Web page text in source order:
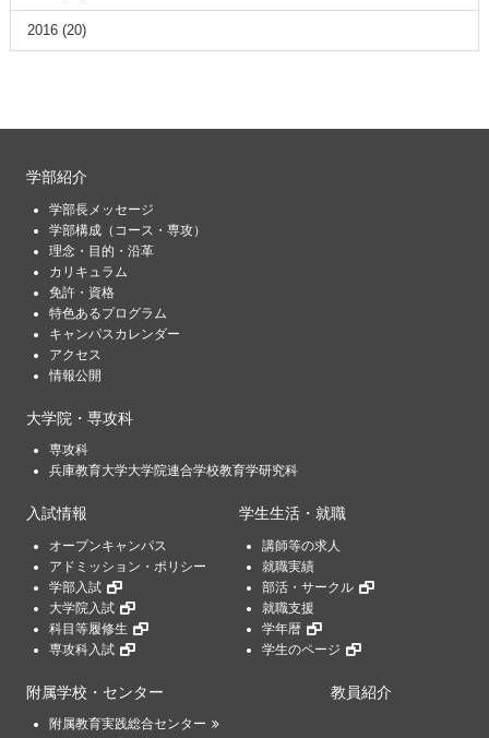
2016(20)
学部紹介
学部長メッセージ
学部構成（コース・専攻）
理念・目的・沿革
カリキュラム
免許・資格
特色あるプログラム
キャンパスカレンダー
アクセス
情報公開
大学院・専攻科
専攻科
兵庫教育大学大学院連合学校教育学研究科
入試情報
オープンキャンパス
アドミッション・ポリシー
学部入試
大学院入試
科目等履修生
専攻科入試
学生生活・就職
講師等の求人
就職実績
部活・サークル
就職支援
学年暦
学生のページ
附属学校・センター
附属教育実践総合センター
教員紹介